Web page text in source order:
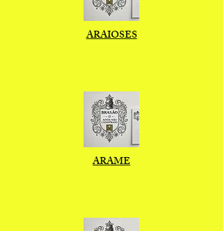
ARAIOSES
ARAME